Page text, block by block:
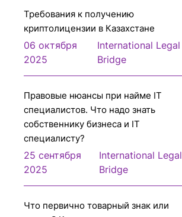
Требования к получению
криптолицензии в Казахстане
06 октября
2025
International Legal
Bridge
Правовые нюансы при найме IT
специалистов. Что надо знать
собственнику бизнеса и IT
специалисту?
25 сентября
2025
International Legal
Bridge
Что первично товарный знак или